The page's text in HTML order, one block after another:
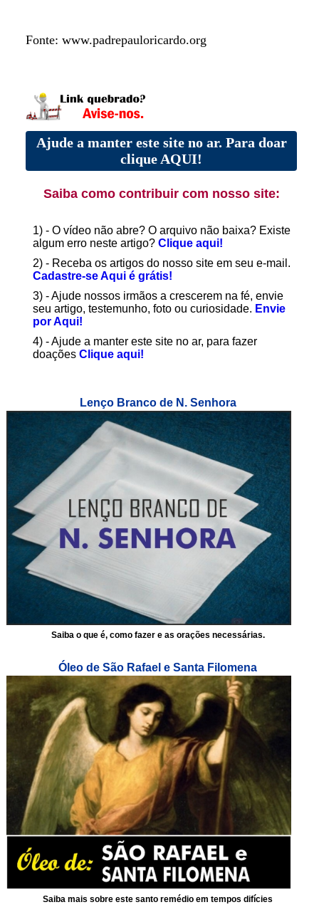
Fonte: www.padrepauloricardo.org
Ajude a manter este site no ar. Para doar
clique AQUI!
Saiba como contribuir com nosso site:
1) - O vídeo não abre? O arquivo não baixa? Existe
algum erro neste artigo? Clique aqui!
2) - Receba os artigos do nosso site em seu e-mail.
Cadastre-se Aqui é grátis!
3) - Ajude nossos irmãos a crescerem na fé, envie
seu artigo, testemunho, foto ou curiosidade. Envie
por Aqui!
4) - Ajude a manter este site no ar, para fazer
doações Clique aqui!
Lenço Branco de N. Senhora
Saiba o que é, como fazer e as orações necessárias.
Óleo de São Rafael e Santa Filomena
Saiba mais sobre este santo remédio em tempos difícies